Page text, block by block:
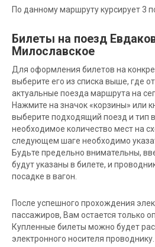
По данному маршруту курсирует 3
Билеты на поезд
Милославское
Для оформления билетов на
выберите его из списка выше, где
актуальные поезда маршрута на
Нажмите на значок «корзины» или
выберите подходящий поезд и тип
необходимое количество мест на
следующем шаге необходимо
Будьте предельно внимательны,
будут указаны в билете, и
посадке в вагон.
После успешного прохождения
пассажиров, Вам остается только
Купленные билеты можно будет
электронного носителя проводнику.